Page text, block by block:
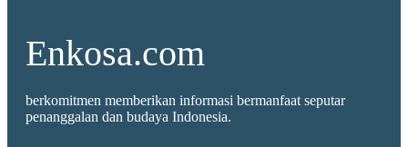
Enkosa.com
berkomitmen memberikan informasi bermanfaat seputar
penanggalan dan budaya Indonesia.